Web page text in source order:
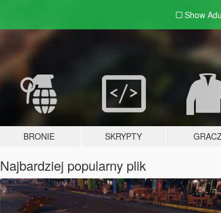
Show
BRONIE SKRYPTY
Najbardziej popularny plik